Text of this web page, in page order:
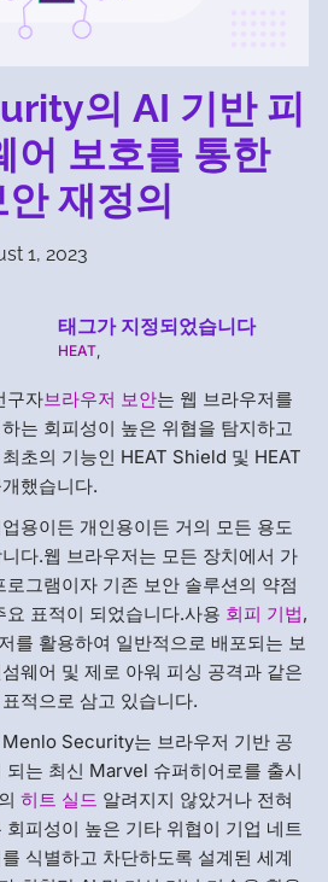
의 AI 기반 피
어 보호를 통한
재정의
1, 2023
태그가 지정되었습니다
HEAT
구자브라우저 보안는 웹 브라우저를
는 회피성이 높은 위협을 탐지하고
초의 기능인 HEAT Shield 및 HEAT
했습니다.
용이든 개인용이든 거의 모든 용도
다.웹 브라우저는 모든 장치에서 가
그램이자 기존 보안 솔루션의 약점
표적이 되었습니다.사용 회피 기법,
를 활용하여 일반적으로 배포되는 보
웨어 및 제로 아워 피싱 공격과 같은
적으로 삼고 있습니다.
Security는 브라우저 기반 공
되는 최신 Marvel 슈퍼히어로를 출시
히트 실드 알려지지 않았거나 전혀
피성이 높은 기타 위협이 기업 네트
식별하고 차단하도록 설계된 세계